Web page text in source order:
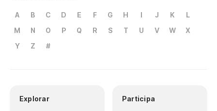
A B C D E F G H I J K
L
M
N O P Q R S T U V W
X
Y
Z #
Explorar Participa